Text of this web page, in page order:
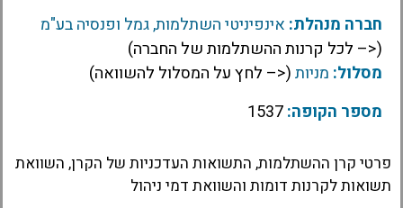
חברה מנהלת: אינפיניטי השתלמות, גמל ופנסיה בע"מ
(<– לכל קרנות ההשתלמות של החברה)
מסלול: מניות(<– לחץ על המסלול להשוואה)
מספר הקופה:
פרטי קרן ההשתלמות, התשואות העדכניות של הקרן, השוואת
תשואות לקרנות דומות והשוואת דמי ניהול